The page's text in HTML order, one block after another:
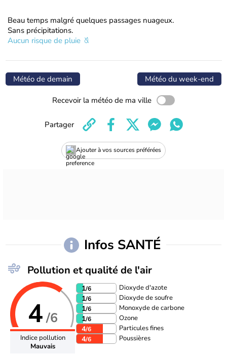
Beau temps malgré quelques passages nuageux.
Sans précipitations.
Aucun risque de pluie
Météo de demain Météo du week-end
Recevoir la météo de ma ville
Ajouter à vos sources préférées
Partager
Infos SANTÉ
Pollution et qualité de l'air
4/6
Indice pollution
Mauvais
1/6 Dioxyde d'azote
1/6 Dioxyde de soufre
1/6 Monoxyde de carbone
1/6 Ozone
4/6 Particules fines
4/6 Poussières